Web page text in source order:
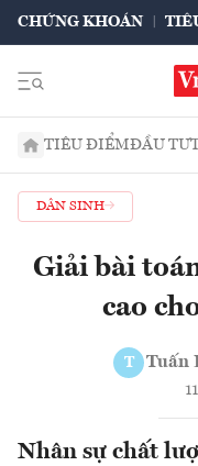
CHỨNG KHOÁN
TIÊU ĐIỂMĐẦU TƯ
DÂN SINH
Giải bài
cao
T Tuấn
Nhân sự chất